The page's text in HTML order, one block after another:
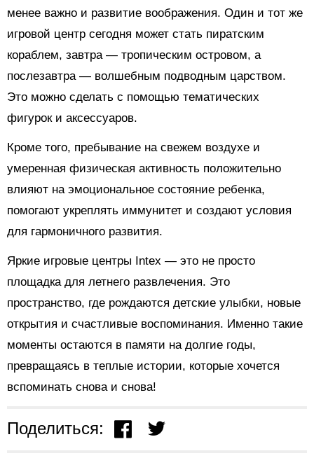
менее важно и развитие воображения. Один и тот же
игровой центр сегодня может стать пиратским
кораблем, завтра — тропическим островом, а
послезавтра — волшебным подводным царством.
Это можно сделать с помощью тематических
фигурок и аксессуаров.
Кроме того, пребывание на свежем воздухе и
умеренная физическая активность положительно
влияют на эмоциональное состояние ребенка,
помогают укреплять иммунитет и создают условия
для гармоничного развития.
Яркие игровые центры Intex — это не просто
площадка для летнего развлечения. Это
пространство, где рождаются детские улыбки, новые
открытия и счастливые воспоминания. Именно такие
моменты остаются в памяти на долгие годы,
превращаясь в теплые истории, которые хочется
вспоминать снова и снова!
Поделиться: